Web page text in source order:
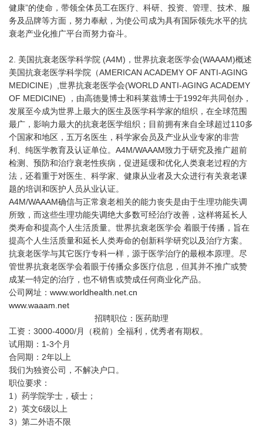
健康”的使命，带领全体员工在医疗、科研、投资、管理、技术、服
务及品牌等方面，努力奉献，为使公司成为具有国际领先水平的抗
衰老产业化推广平台而努力奋斗。
2. 美国抗衰老医学科学院 (A4M)，世界抗衰老医学会(WAAAM)概述
美国抗衰老医学科学院（AMERICAN ACADEMY OF ANTI-AGING
MEDICINE）,世界抗衰老医学会(WORLD ANTI-AGING ACADEMY
OF MEDICINE) ，由高德曼博士和科莱兹博士于1992年共同创办，
发展至今成为世界上最大的医生及医学科学家的组织，在全球范围
最广，影响力最大的抗衰老医学组织；目前拥有来自全球超过110多
个国家和地区，五万名医生，科学家会员及产业从业专家的非营
利、纯医学教育及认证单位。A4M/WAAAM致力于研究及推广超前
检测、预防和治疗衰老性疾病，促进延缓和优化人类衰老过程的方
法，还着重于对医生、科学家、健康从业者及大众进行有关衰老课
题的培训和医护人员从业认证。
A4M/WAAAM确信与正常衰老相关的能力丧失是由于生理功能失调
所致，而这些生理功能失调绝大多数可经治疗改善，这样将延长人
类寿命和提高个人生活质量。世界抗衰老医学会 着眼于传播，旨在
提高个人生活质量和延长人类寿命的创新科学研究以及治疗方案。
抗衰老医学与其它医疗专科一样，源于医学治疗的最根本原理。尽
管世界抗衰老医学会着眼于传播众多医疗信息，但其并不推广或赞
成某一特定的治疗，也不销售或赞成任何商业化产品。
公司网址： www.worldhealth.net.cn
www.waaam.net
招聘职位：医药助理
工资：3000-4000/月（税前）全福利，优秀者有期权。
试用期：1-3个月
合同期：2年以上
我们为独资公司，不解决户口。
职位要求：
1）药学院学士，硕士；
2）英文6级以上
3）第二外语不限